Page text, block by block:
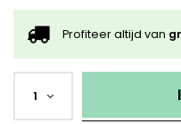
Profiteer altijd van
1